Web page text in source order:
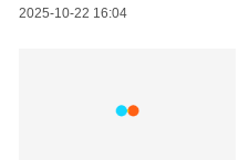
2025-10-22 16:04